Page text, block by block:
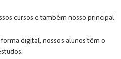
cursos e também nosso principal
digital, nossos alunos têm o